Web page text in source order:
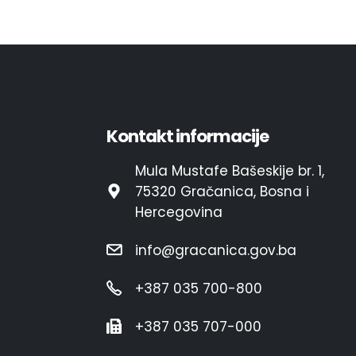
Kontakt informacije
Mula Mustafe Bašeskije br. 1,
75320 Gračanica, Bosna i
Hercegovina
info@gracanica.gov.ba
+387 035 700-800
+387 035 707-000